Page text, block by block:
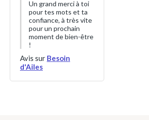
Un grand merci à toi
pour tes mots et ta
confiance, à très vite
pour un prochain
moment de bien-être
!
Avis sur Besoin
d'Ailes